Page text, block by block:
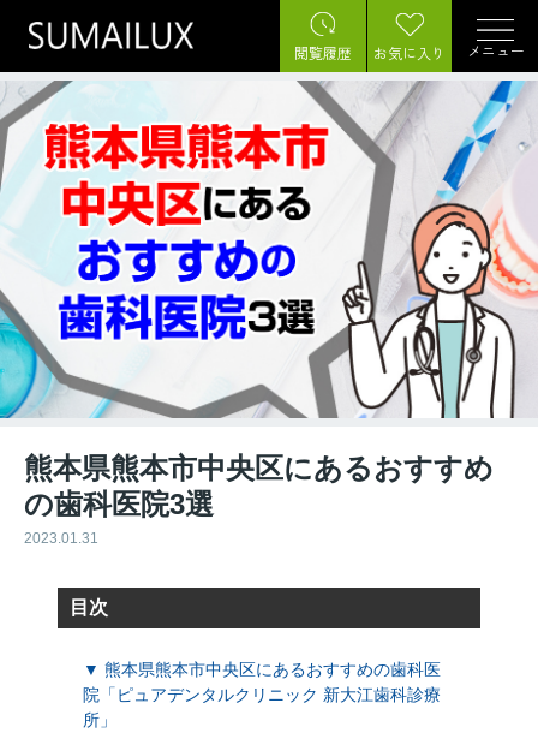
閲覧履歴 お気に入り メニュー
熊本県熊本市中央区にあるおすすめ
の歯科医院3選
2023.01.31
目次
▼ 熊本県熊本市中央区にあるおすすめの歯科医
院「ピュアデンタルクリニック 新大江歯科診療
所」